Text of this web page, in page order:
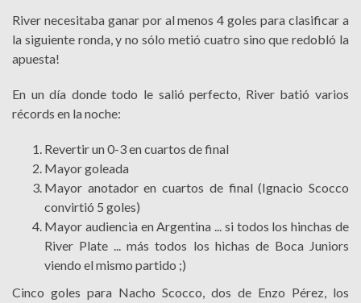
River necesitaba ganar por al menos 4 goles para clasificar a
la siguiente ronda, y no sólo metió cuatro sino que redobló la
apuesta!
En un día donde todo le salió perfecto, River batió varios
récords en la noche:
Revertir un 0-3 en cuartos de final
Mayor goleada
Mayor anotador en cuartos de final (Ignacio Scocco
convirtió 5 goles)
Mayor audiencia en Argentina ... si todos los hinchas de
River Plate ... más todos los hichas de Boca Juniors
viendo el mismo partido ;)
Cinco goles para Nacho Scocco, dos de Enzo Pérez, los